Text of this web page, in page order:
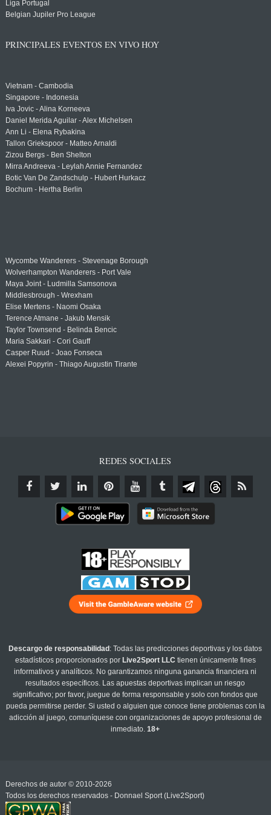
Liga Portugal
Belgian Jupiler Pro League
PRINCIPALES EVENTOS EN VIVO HOY
Vietnam - Cambodia
Singapore - Indonesia
Iva Jovic - Alina Korneeva
Daniel Merida Aguilar - Alex Michelsen
Ann Li - Elena Rybakina
Tallon Griekspoor - Matteo Arnaldi
Zizou Bergs - Ben Shelton
Mirra Andreeva - Leylah Annie Fernandez
Botic Van De Zandschulp - Hubert Hurkacz
Bochum - Hertha Berlin
Wycombe Wanderers - Stevenage Borough
Wolverhampton Wanderers - Port Vale
Maya Joint - Ludmilla Samsonova
Middlesbrough - Wrexham
Elise Mertens - Naomi Osaka
Terence Atmane - Jakub Mensik
Taylor Townsend - Belinda Bencic
Maria Sakkari - Cori Gauff
Casper Ruud - Joao Fonseca
Alexei Popyrin - Thiago Augustin Tirante
REDES SOCIALES
Descargo de responsabilidad : Todas las predicciones deportivas y los datos
estadísticos proporcionados por Live2Sport LLC tienen únicamente fines
informativos y analíticos. No garantizamos ninguna ganancia financiera ni
resultados específicos. Las apuestas deportivas implican un riesgo
significativo; por favor, juegue de forma responsable y solo con fondos que
pueda permitirse perder. Si usted o alguien que conoce tiene problemas con la
adicción al juego, comuníquese con organizaciones de apoyo profesional de
inmediato.18+
Derechos de autor © 2010-2026
Todos los derechos reservados - Donnael Sport (Live2Sport)